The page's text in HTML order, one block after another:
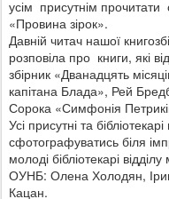
усім присутнім
«Провина зірок».
Давній читач нашої
розповіла про книги, які
збірник «Дванадцять
капітана Блада», Рей
Сорока «Симфонія
Усі присутні та
сфотографуватись біля
молоді бібліотекарі
ОУНБ: Олена Холодян,
Кацан.